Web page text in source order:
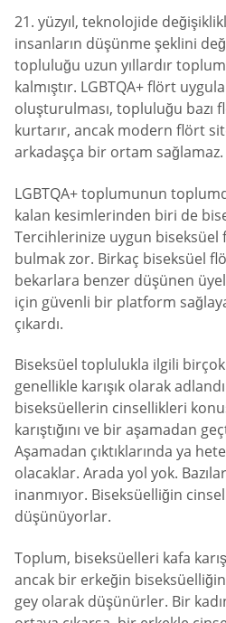
21. yüzyıl, teknolojide
insanların düşünme şeklini
topluluğu uzun yıllardır
kalmıştır. LGBTQA+ flört
oluşturulması, topluluğu bazı
kurtarır, ancak modern flört
arkadaşça bir ortam sağlamaz.
LGBTQA+ toplumunun
kalan kesimlerinden biri de
Tercihlerinize uygun biseksüel
bulmak zor. Birkaç biseksüel
bekarlara benzer düşünen
için güvenli bir platform
çıkardı.
Biseksüel toplulukla ilgili
genellikle karışık olarak
biseksüellerin cinsellikleri
karıştığını ve bir aşamadan
Aşamadan çıktıklarında ya
olacaklar. Arada yol yok.
inanmıyor. Biseksüelliğin
düşünüyorlar.
Toplum, biseksüelleri kafa
ancak bir erkeğin
gey olarak düşünürler. Bir